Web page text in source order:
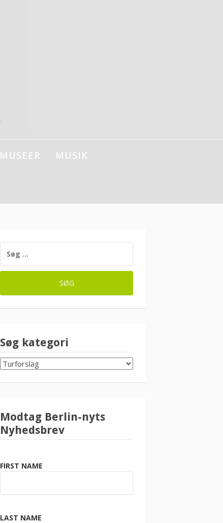
MUSEER MUSIK
EFTER:
Søg kategori
SØG
KATEGORI
Modtag Berlin-nyts
Nyhedsbrev
FIRST NAME
LAST NAME